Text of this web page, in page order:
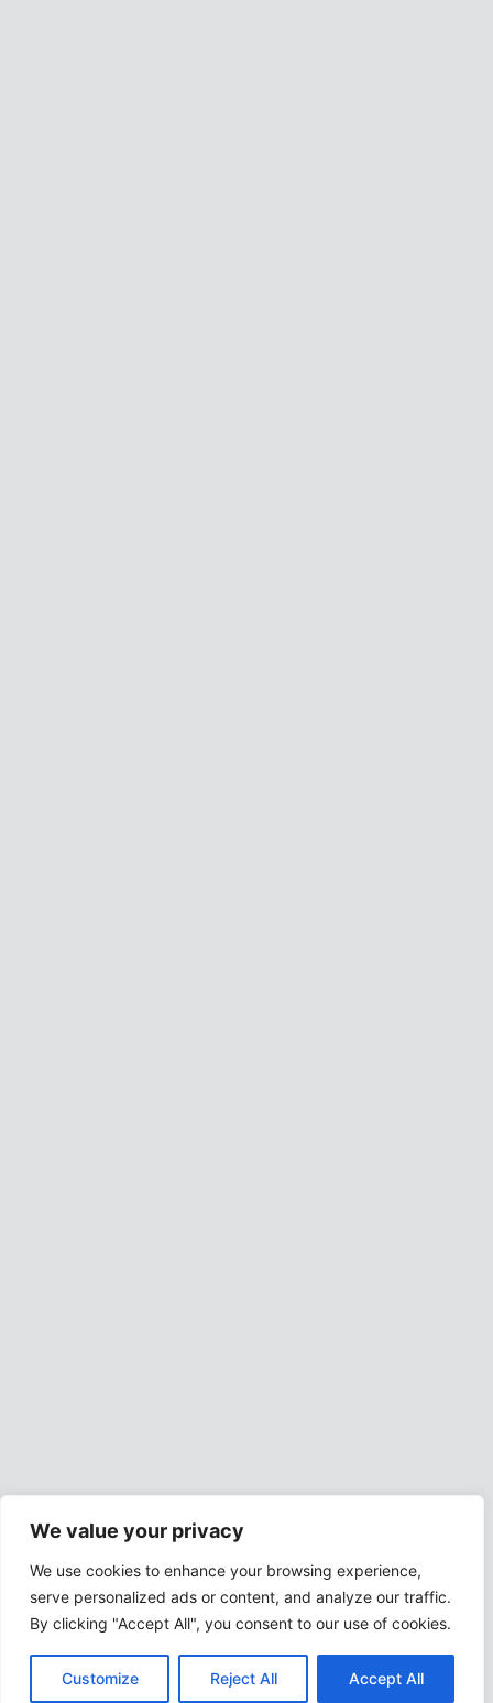
We value your privacy
We use cookies to enhance your browsing experience,
serve personalized ads or content, and analyze our traffic.
By clicking "Accept All", you consent to our use of cookies.
Customize Reject All Accept All